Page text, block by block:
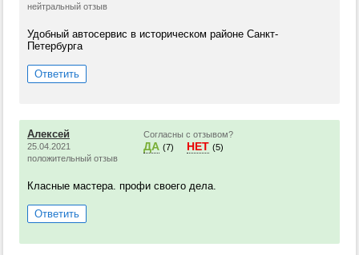
нейтральный отзыв
Удобный автосервис в историческом районе Санкт-
Петербурга
Ответить
Алексей
25.04.2021
положительный отзыв
Согласны с отзывом?
ДА (7) НЕТ (5)
Класные мастера. профи своего дела.
Ответить